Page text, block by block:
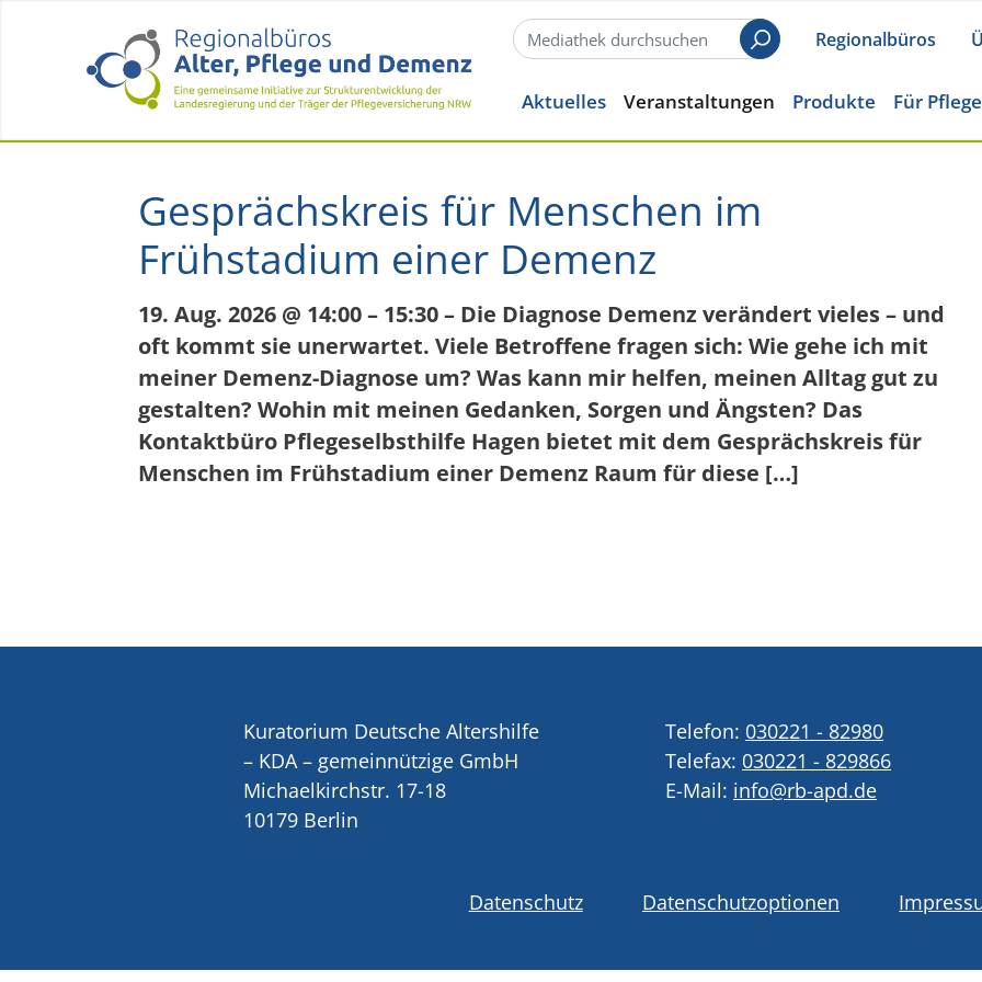
SuchenRegionalbüros
Aktuelles Veranstaltungen Produkte Für
Gesprächskreis für Menschen im
Frühstadium einer Demenz
19. Aug. 2026 @ 14:00 – 15:30 – Die Diagnose Demenz verändert vieles – und
oft kommt sie unerwartet. Viele Betroffene fragen sich: Wie gehe ich mit
meiner Demenz-Diagnose um? Was kann mir helfen, meinen Alltag gut zu
gestalten? Wohin mit meinen Gedanken, Sorgen und Ängsten? Das
Kontaktbüro Pflegeselbsthilfe Hagen bietet mit dem Gesprächskreis für
Menschen im Frühstadium einer Demenz Raum für diese […]
Kuratorium Deutsche Altershilfe
– KDA – gemeinnützige GmbH
Michaelkirchstr. 17-18
10179 Berlin
Telefon: 030221 - 82980
Telefax: 030221 - 829866
E-Mail: info@rb-apd.de
Datenschutz Datenschutzoptionen